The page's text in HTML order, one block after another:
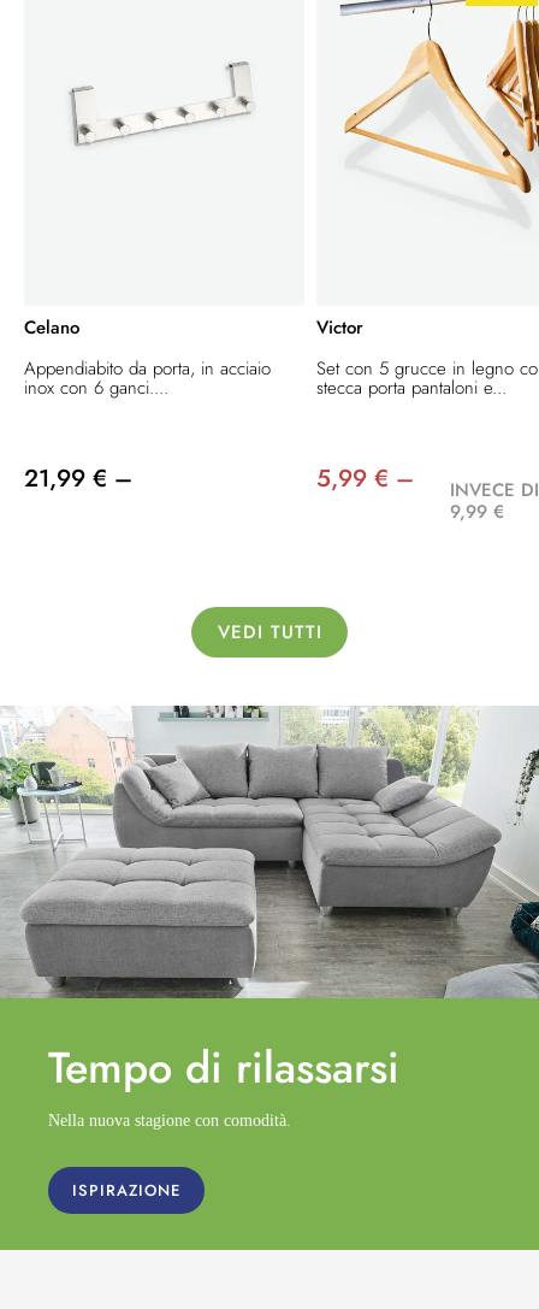
Celano
Appendiabito da porta, in acciaio
inox con 6 ganci....
21,99 € –
Victor
Set con 5 grucce in legno
stecca porta pantaloni e...
5,99 € –
INVECE DI
9,99 €
VEDI TUTTI
Tempo di rilassarsi
Nella nuova stagione con comodità.
ISPIRAZIONE